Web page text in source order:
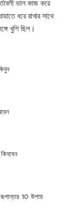
ভাল কাজ করে
ধরে রাখার সাথে
খুশি ছিল।
রূপান্তর 10 উপায়